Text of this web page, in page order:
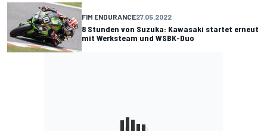
FIM ENDURANCE27.05.2022
8 Stunden von Suzuka: Kawasaki startet erneut
mit Werksteam und WSBK-Duo